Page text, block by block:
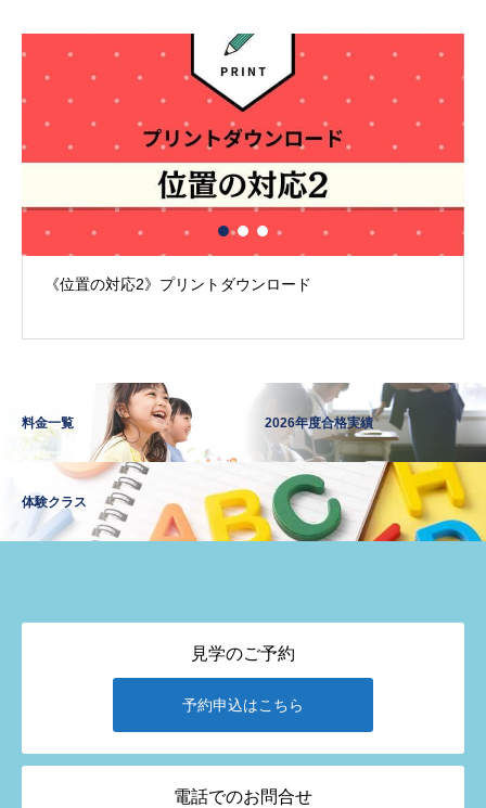
《位置の対応2》プリントダウンロード
料金一覧 2026年度合格実績
体験クラス
見学のご予約
予約申込はこちら
電話でのお問合せ